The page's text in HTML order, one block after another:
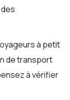
à petit
de transport
à vérifier